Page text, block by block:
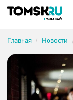
Главная Новости